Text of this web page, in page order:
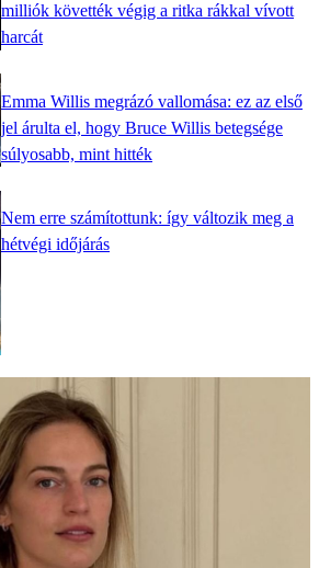
milliók követték végig a ritka rákkal vívott
harcát
Emma Willis megrázó vallomása: ez az első
jel árulta el, hogy Bruce Willis betegsége
súlyosabb, mint hitték
Nem erre számítottunk: így változik meg a
hétvégi időjárás